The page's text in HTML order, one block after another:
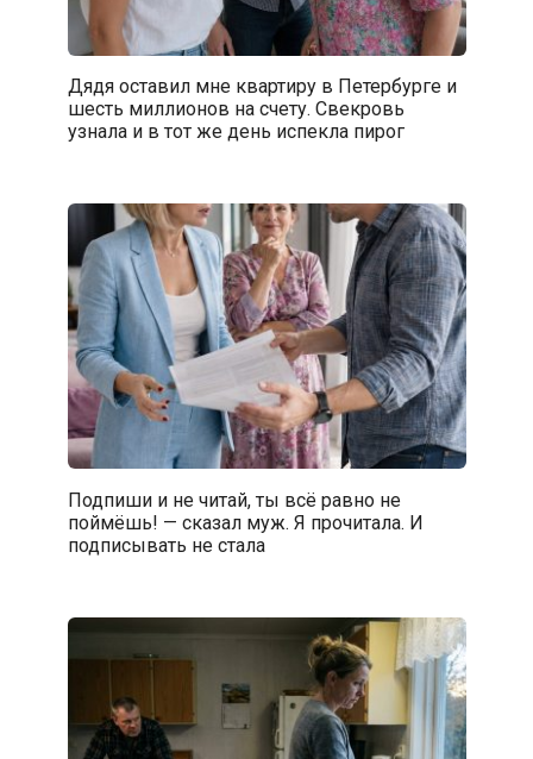
Дядя оставил мне квартиру в Петербурге и
шесть миллионов на счету. Свекровь
узнала и в тот же день испекла пирог
Подпиши и не читай, ты всё равно не
поймёшь! — сказал муж. Я прочитала. И
подписывать не стала